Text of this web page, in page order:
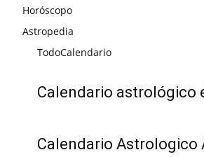
Horóscopo
Astropedia
TodoCalendario
Calendario astrológico
Calendario Astrologico